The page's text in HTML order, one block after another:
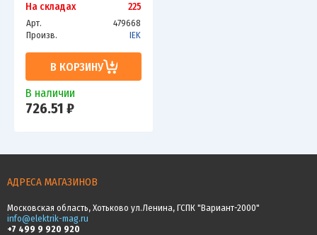
На складах 225
Арт.
479668
Произв.
IEK
В КОРЗИНУ
В наличии
726.51 ₽
АДРЕСА МАГАЗИНОВ
Московская область, Хотьково ул.Ленина, ГСПК "Вариант-2000"
info@elektrik-mag.ru
+7 499 9 920 920